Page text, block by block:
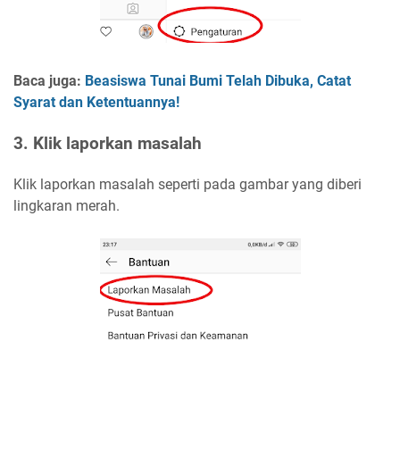
Baca juga: Beasiswa Tunai Bumi Telah Dibuka, Catat
Syarat dan Ketentuannya!
3. Klik laporkan masalah
Klik laporkan masalah seperti pada gambar yang diberi
lingkaran merah.